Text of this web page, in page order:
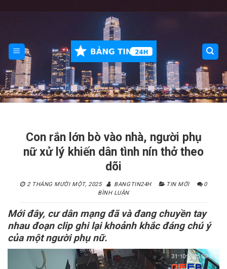
Skip
to
content
Con rắn lớn bò vào nhà, người phụ
nữ xử lý khiến dân tình nín thở theo
dõi
2 THÁNG MƯỜI MỘT, 2025 BANGTIN24H TIN MỚI
0
BÌNH LUẬN
Mới đây, cư dân mạng đã và đang chuyền tay
nhau đoạn clip ghi lại khoảnh khắc đáng chú ý
của một người phụ nữ.